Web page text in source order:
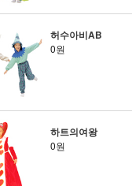
허수아비AB
0원
하트의여왕
0원